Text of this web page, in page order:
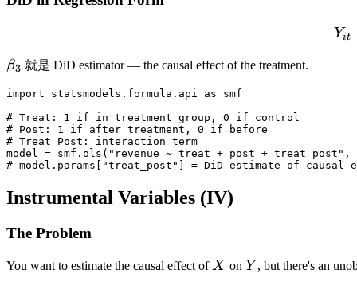
Yit
\beta_3
β3 就是 DiD estimator — the causal effect of the treatment.
import statsmodels.formula.api as smf
# Treat: 1 if in treatment group, 0 if control
# Post: 1 if after treatment, 0 if before
# Treat_Post: interaction term
model = smf.ols("revenue ~ treat + post +
Instrumental Variables (IV)
The Problem
You want to estimate the causal effect ofX
X on Y
Y , but there's an